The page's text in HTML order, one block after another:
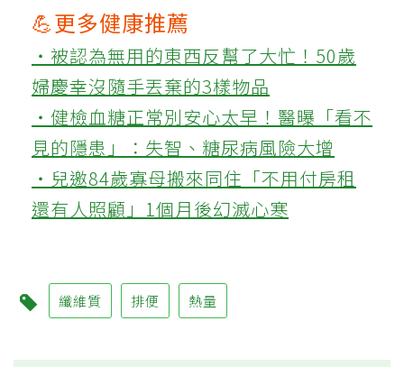
💪更多健康推薦
‧被認為無用的東西反幫了大忙！50歲
婦慶幸沒隨手丟棄的3樣物品
‧健檢血糖正常別安心太早！醫曝「看不
見的隱患」：失智、糖尿病風險大增
‧兒邀84歲寡母搬來同住「不用付房租
還有人照顧」1個月後幻滅心寒
纖維質 排便 熱量